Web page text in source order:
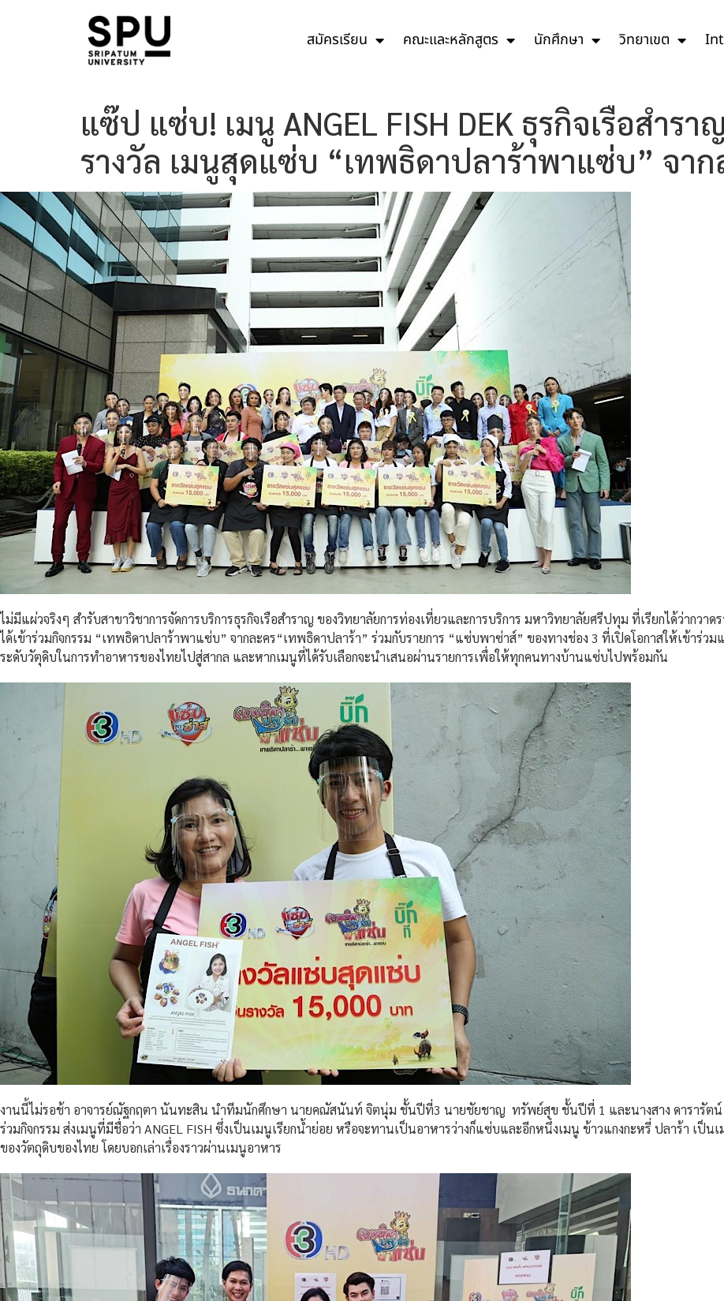
สมัครเรียน คณะและหลักสูตร นักศึกษา วิทยาเขต
แซ๊ป แซ่บ! เมนู ANGEL FISH DEK ธุรกิจเรือสำรา
รางวัล เมนูสุดแซ่บ “เทพธิดาปลาร้าพาแซ่บ” จา
ไม่มีแผ่วจริงๆ สำรับสาขาวิชาการจัดการบริการธุรกิจเรือสำราญ ของวิทยาลัยการท่องเที่ยวและการบริการ มหาวิทยาลัยศรีปทุม ที่เรียกได้ว่ากวา
ได้เข้าร่วมกิจกรรม “เทพธิดาปลาร้าพาแซ่บ” จากละคร“เทพธิดาปลาร้า” ร่วมกับรายการ “แซ่บพาซ่าส์” ของทางช่อง 3 ที่เปิดโอกาสให้เข้าร่ว
ระดับวัตุดิบในการทำอาหารของไทยไปสู่สากล และหากเมนูที่ได้รับเลือกจะนำเสนอผ่านรายการเพื่อให้ทุกคนทางบ้านแซ่บไปพร้อมกัน
งานนี้ไม่รอช้า อาจารย์ณัฐกฤตา นันทะสิน นำทีมนักศึกษา นายคณัสนันท์ จิตนุ่ม ชั้นปีที่3 นายชัยชาญ ทรัพย์สุข ชั้นปีที่ 1 และนางสาง ดารารัตน์
ร่วมกิจกรรม ส่งเมนูที่มีชื่อว่า ANGEL FISH ซึ่งเป็นเมนูเรียกน้ำย่อย หรือจะทานเป็นอาหารว่างก็แซ่บและอีกหนึ่งเมนู ข้าวแกงกะหรี่ ปลาร้า
ของวัตถุดิบของไทย โดยบอกเล่าเรื่องราวผ่านเมนูอาหาร